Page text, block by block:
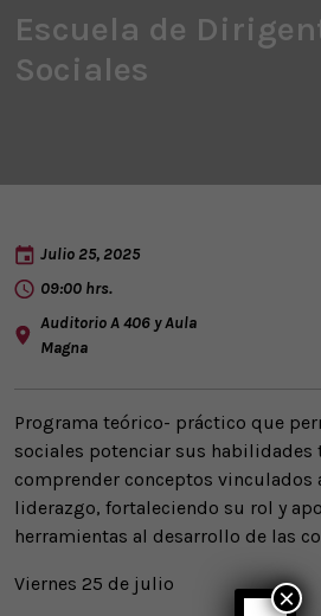
Escuela de
Sociales
Julio 25, 2025
09:00 hrs.
Auditorio A 406 y Aula
Magna
Programa teórico- práctico que
sociales potenciar sus habilidades
comprender conceptos vinculados
liderazgo, fortaleciendo su rol y
herramientas al desarrollo de las
Viernes 25 de julio ×